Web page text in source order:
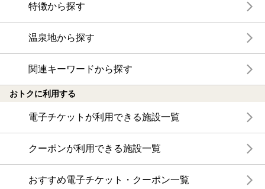
特徴から探す
温泉地から探す
関連キーワードから探す
おトクに利用する
電子チケットが利用できる施設一覧
クーポンが利用できる施設一覧
おすすめ電子チケット・クーポン一覧